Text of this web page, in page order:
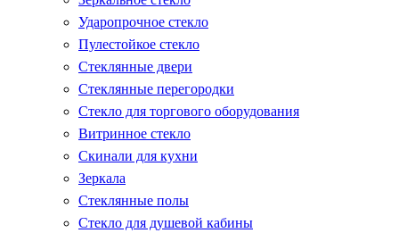
Ударопрочное стекло
Пулестойкое стекло
Стеклянные двери
Стеклянные перегородки
Стекло для торгового оборудования
Витринное стекло
Скинали для кухни
Зеркала
Стеклянные полы
Стекло для душевой кабины